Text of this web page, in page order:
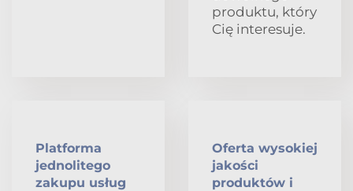
produktu, który
Cię interesuje.
Platforma
jednolitego
zakupu usług
Oferta wysokiej
jakości
produktów i